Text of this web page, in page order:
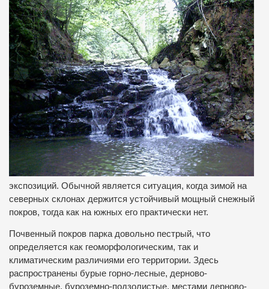
экспозиций. Обычной является ситуация, когда зимой на
северных склонах держится устойчивый мощный снежный
покров, тогда как на южных его практически нет.
Почвенный покров парка довольно пестрый, что
определяется как геоморфологическим, так и
климатическим различиями его территории. Здесь
распространены бурые горно-лесные, дерново-
буроземные, буроземно-подзолистые, местами дерново-